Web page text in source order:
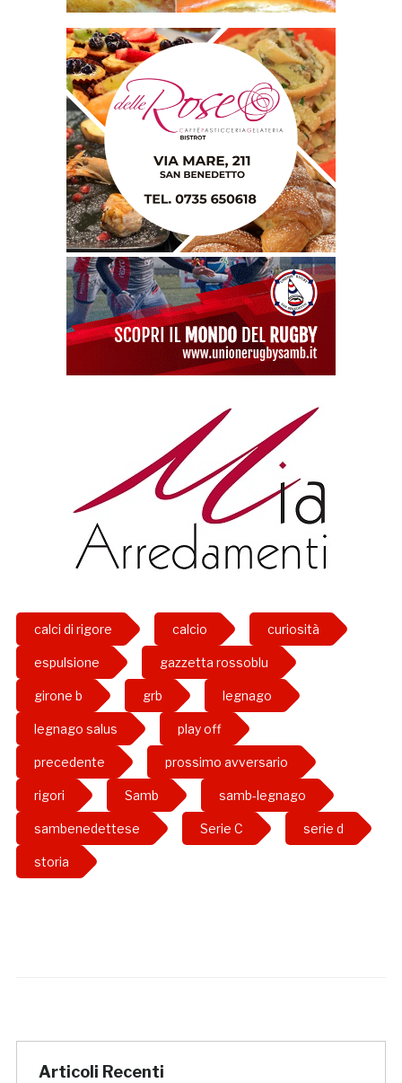
calci di rigore calcio curiosità
espulsione gazzetta rossoblu
girone b grb legnago
legnago salus play off
precedente prossimo avversario
rigori Samb samb-legnago
sambenedettese Serie C serie d
storia
Articoli Recenti